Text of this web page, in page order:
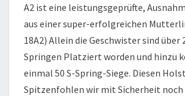
A2 ist eine leistungsgeprüfte,
aus einer super-erfolgreichen
18A2) Allein die Geschwister sind über
Springen Platziert worden und hinzu
einmal 50 S-Spring-Siege. Diesen
Spitzenfohlen wir mit Sicherheit noch